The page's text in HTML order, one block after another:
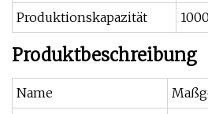
Produktionskapazität
Produktbeschreibung
Name